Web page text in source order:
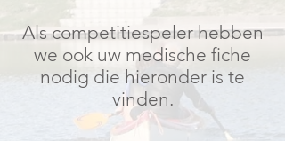
Als competitiespeler hebben
we ook uw medische fiche
nodig die hieronder is te
vinden.